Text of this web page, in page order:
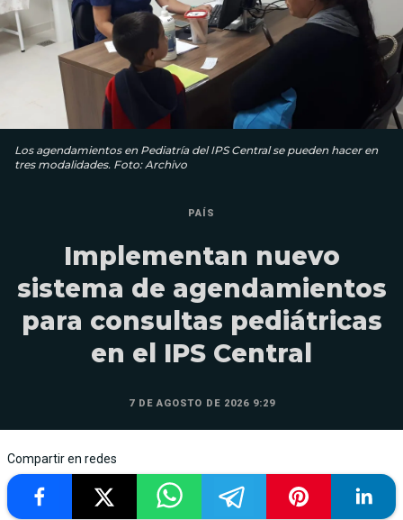
Los agendamientos en Pediatría del IPS Central se pueden hacer en
tres modalidades. Foto: Archivo
PAÍS
Implementan nuevo
sistema de agendamientos
para consultas pediátricas
en el IPS Central
7 DE AGOSTO DE 2026 9:29
Compartir en redes